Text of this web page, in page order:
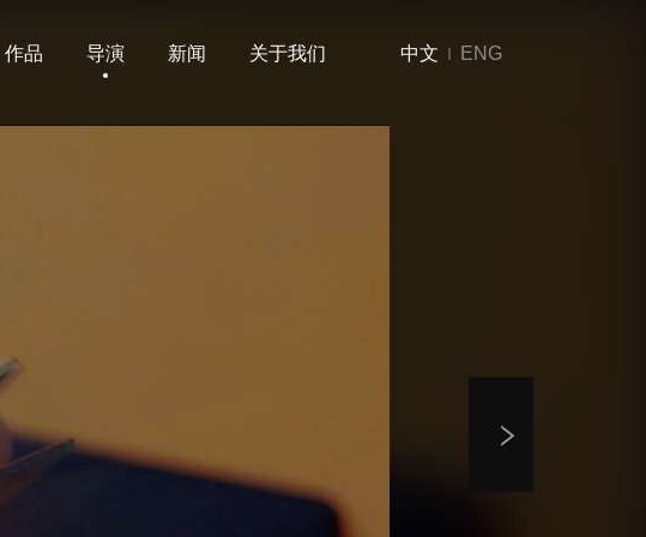
作品 导演 新闻 关于我们 中文 ENG